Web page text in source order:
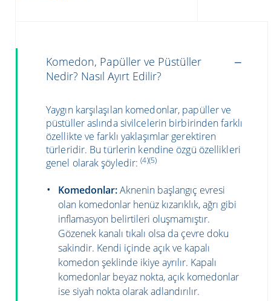
Komedon, Papüller ve Püstüller
Nedir? Nasıl Ayırt Edilir?
Yaygın karşılaşılan komedonlar, papüller ve
püstüller aslında sivilcelerin birbirinden farklı
özellikte ve farklı yaklaşımlar gerektiren
türleridir. Bu türlerin kendine özgü özellikleri
genel olarak şöyledir:(4)(5)
Komedonlar:Aknenin başlangıç evresi
olan komedonlar henüz kızarıklık, ağrı gibi
inflamasyon belirtileri oluşmamıştır.
Gözenek kanalı tıkalı olsa da çevre doku
sakindir. Kendi içinde açık ve kapalı
komedon şeklinde ikiye ayrılır. Kapalı
komedonlar beyaz nokta, açık komedonlar
ise siyah nokta olarak adlandırılır.